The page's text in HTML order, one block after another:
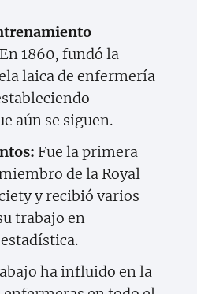
En 1860, fundó la
laica de enfermería
aún se siguen.
Fue la primera
de la Royal
y recibió varios
trabajo en
ha influido en la